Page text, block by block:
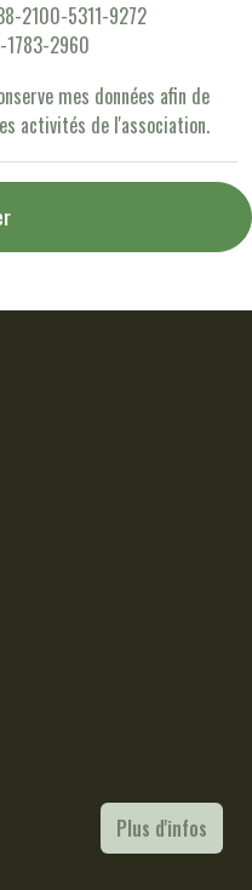
2100-5311-9272
1783-2960
mes données afin de
activités de l'association.
Plus d'infos